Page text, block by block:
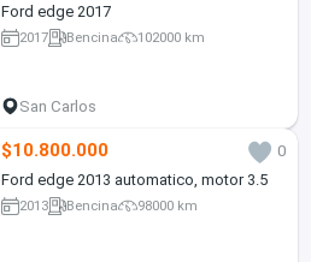
Ford edge 2017
2017 Bencina 102000 km
San Carlos
$10.800.000
0
Ford edge 2013 automatico, motor 3.5
2013 Bencina 98000 km